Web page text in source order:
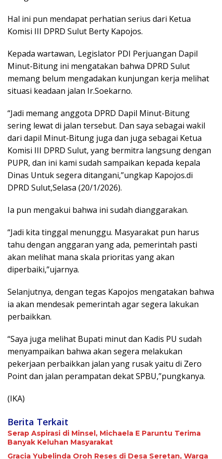
Hal ini pun mendapat perhatian serius dari Ketua
Komisi III DPRD Sulut Berty Kapojos.
Kepada wartawan, Legislator PDI Perjuangan Dapil
Minut-Bitung ini mengatakan bahwa DPRD Sulut
memang belum mengadakan kunjungan kerja melihat
situasi keadaan jalan Ir.Soekarno.
“Jadi memang anggota DPRD Dapil Minut-Bitung
sering lewat di jalan tersebut. Dan saya sebagai wakil
dari dapil Minut-Bitung juga dan juga sebagai Ketua
Komisi III DPRD Sulut, yang bermitra langsung dengan
PUPR, dan ini kami sudah sampaikan kepada kepala
Dinas Untuk segera ditangani,”ungkap Kapojos.di
DPRD Sulut,Selasa (20/1/2026).
Ia pun mengakui bahwa ini sudah dianggarakan.
“Jadi kita tinggal menunggu. Masyarakat pun harus
tahu dengan anggaran yang ada, pemerintah pasti
akan melihat mana skala prioritas yang akan
diperbaiki,”ujarnya.
Selanjutnya, dengan tegas Kapojos mengatakan bahwa
ia akan mendesak pemerintah agar segera lakukan
perbaikkan.
“Saya juga melihat Bupati minut dan Kadis PU sudah
menyampaikan bahwa akan segera melakukan
pekerjaan perbaikkan jalan yang rusak yaitu di Zero
Point dan jalan perampatan dekat SPBU,”pungkanya.
(IKA)
Berita Terkait
Serap Aspirasi di Minsel, Michaela E Paruntu Terima
Banyak Keluhan Masyarakat
Gracia Yubelinda Oroh Reses di Desa Seretan, Warga